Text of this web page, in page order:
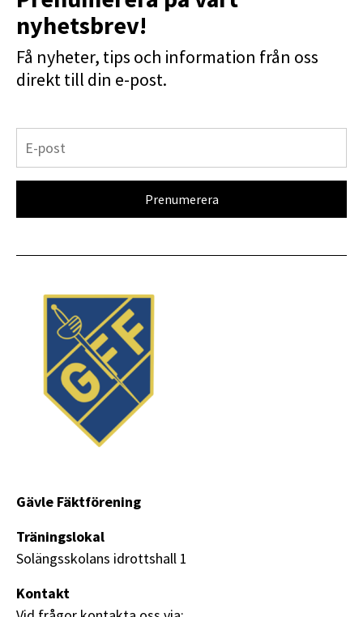
nyhetsbrev!
Få nyheter, tips och information från oss
direkt till din e-post.
Gävle Fäktförening
Träningslokal
Solängsskolans idrottshall 1
Kontakt